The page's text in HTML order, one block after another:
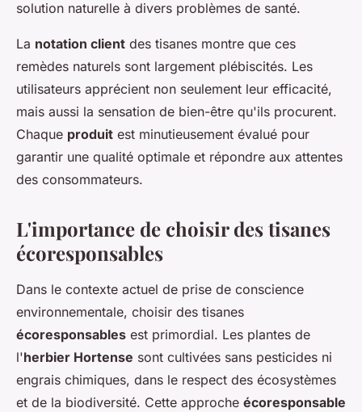
solution naturelle à divers problèmes de santé.
La notation client des tisanes montre que ces
remèdes naturels sont largement plébiscités. Les
utilisateurs apprécient non seulement leur efficacité,
mais aussi la sensation de bien-être qu'ils procurent.
Chaque produit est minutieusement évalué pour
garantir une qualité optimale et répondre aux attentes
des consommateurs.
L'importance de choisir des tisanes
écoresponsables
Dans le contexte actuel de prise de conscience
environnementale, choisir des tisanes
écoresponsables est primordial. Les plantes de
l'herbier Hortense sont cultivées sans pesticides ni
engrais chimiques, dans le respect des écosystèmes
et de la biodiversité. Cette approche écoresponsable